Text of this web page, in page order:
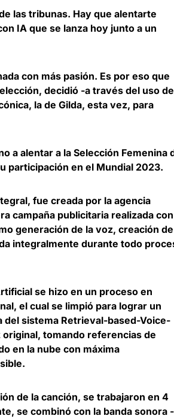
las tribunas. Hay que alentarte
IA que se lanza hoy junto a un
con más pasión. Es por eso que
decidió -a través del uso de
la de Gilda, esta vez, para
a alentar a la Selección Femenina
participación en el Mundial 2023.
fue creada por la agencia
campaña publicitaria realizada con
generación de la voz, creación
integralmente durante todo
se hizo en un proceso en
el cual se limpió para lograr un
sistema Retrieval-based-Voice-
tomando referencias de
en la nube con máxima
de la canción, se trabajaron en 4
se combinó con la banda sonora -